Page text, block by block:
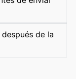
de la